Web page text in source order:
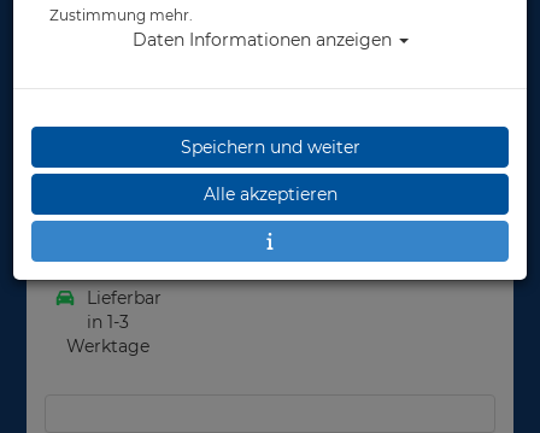
Herstellerpreis: 34,99 €
35,00 €
Lieferbar
in 1-3
Werktage
Zustimmung mehr.
Daten Informationen anzeigen
Speichern und weiter
Alle akzeptieren